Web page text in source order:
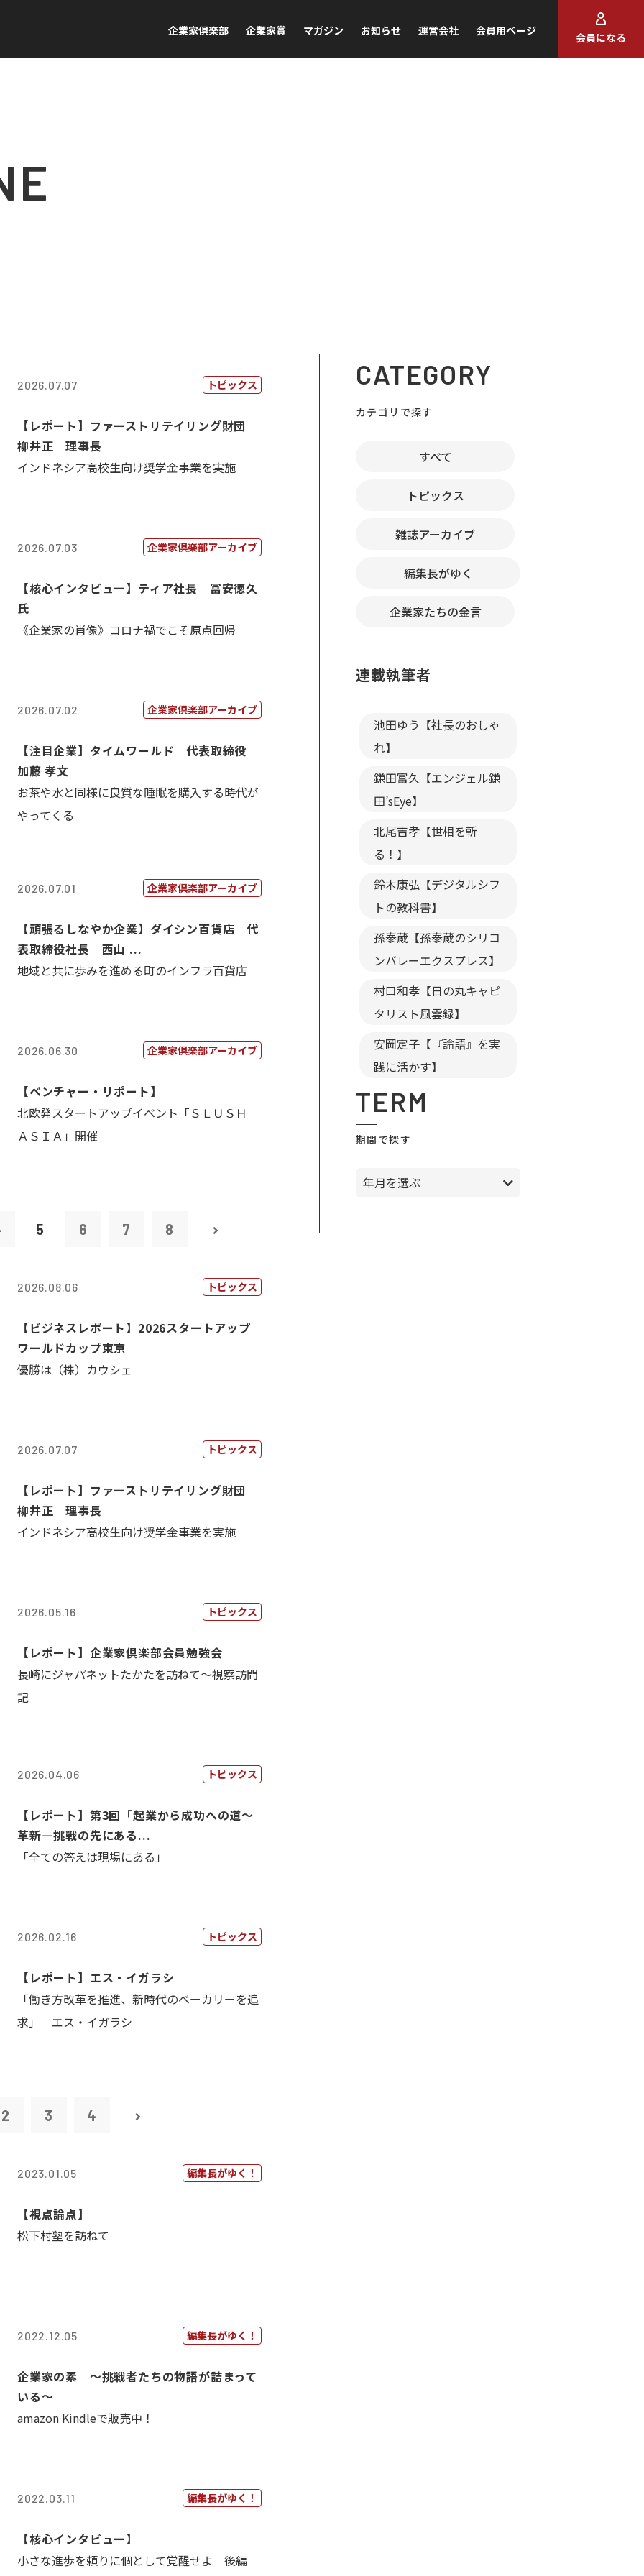
企業家倶楽部 企業家賞 マガジン お知らせ 運営会社 会員用ページ
会員になる
2026.07.07 トピックス
【レポート】ファーストリテイリング財団
柳井正 理事長
インドネシア高校生向け奨学金事業を実施
2026.07.03 企業家倶楽部アーカイブ
【核心インタビュー】ティア社長 冨安徳久
氏
《企業家の肖像》コロナ禍でこそ原点回帰
2026.07.02 企業家倶楽部アーカイブ
【注目企業】タイムワールド 代表取締役
加藤 孝文
お茶や水と同様に良質な睡眠を購入する時代が
やってくる
2026.07.01 企業家倶楽部アーカイブ
【頑張るしなやか企業】ダイシン百貨店 代
表取締役社長 西山 ...
地域と共に歩みを進める町のインフラ百貨店
2026.06.30 企業家倶楽部アーカイブ
【ベンチャー・リポート】
北欧発スタートアップイベント「ＳＬＵＳＨ
ＡＳＩＡ」開催
5 6 7 8
2026.08.06 トピックス
【ビジネスレポート】2026スタートアップ
ワールドカップ東京
優勝は（株）カウシェ
2026.07.07 トピックス
【レポート】ファーストリテイリング財団
柳井正 理事長
インドネシア高校生向け奨学金事業を実施
2026.05.16 トピックス
【レポート】企業家倶楽部会員勉強会
長崎にジャパネットたかたを訪ねて～視察訪問
記
2026.04.06 トピックス
【レポート】第3回「起業から成功への道～
革新―挑戦の先にある...
「全ての答えは現場にある」
2026.02.16 トピックス
【レポート】エス・イガラシ
「働き方改革を推進、新時代のベーカリーを追
求」 エス・イガラシ
2 3 4
2023.01.05 編集長がゆく！
【視点論点】
松下村塾を訪ねて
2022.12.05 編集長がゆく！
企業家の素 〜挑戦者たちの物語が詰まって
いる〜
amazon Kindleで販売中！
2022.03.11 編集長がゆく！
【核心インタビュー】
小さな進歩を頼りに個として覚醒せよ 後編
CATEGORY
カテゴリで探す
すべて
トピックス
雑誌アーカイブ
編集長がゆく
企業家たちの金言
連載執筆者
池田ゆう【社長のおしゃ
れ】
鎌田富久【エンジェル鎌
田’sEye】
北尾吉孝【世相を斬
る！】
鈴木康弘【デジタルシフ
トの教科書】
孫泰蔵【孫泰蔵のシリコ
ンバレーエクスプレス】
村口和孝【日の丸キャピ
タリスト風雲録】
安岡定子【『論語』を実
践に活かす】
TERM
期間で探す
年月を選ぶ